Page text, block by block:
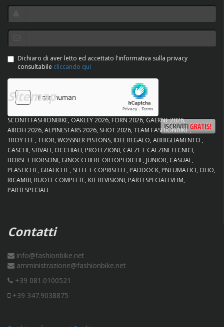
Dichiaro di aver letto ed accettato l'informativa sulla privacy
consultabile cliccando qui
Sitemap
SCONTI FASHIONBIKE OAKLEY 2026 FORN 2026 GAERNE 2026
AIROH 2026 ALPINESTARS 2026 SHOT 2026 TEAM FASHIONBIKE
TROY LEE THOR WOSSNER PISTONS IDEE REGALO ABBIGLIAMENTO
CASCHI STIVALI OCCHIALI PROTEZIONI CALZE E CALZINI TECNICI
BORSE E BORSONI GINOCCHIERE ORTOPEDICHE JUNIOR CASUAL
PLASTICHE GRAFICHE SELLE E COPRISELLE PADDOCK PNEUMATICI OLIO
RICAMBI RUOTE COMPLETE KIT REVISIONI PARTI SPECIALI VHM
PARTI SPECIALI
Contatti
info@fashionbike.net
amministrazione@fashionbike.net
+39 081.0100521
+39 347.9038875